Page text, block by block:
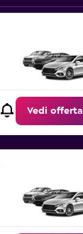
Vedi offerta